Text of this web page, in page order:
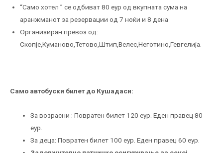
“Само хотел ” се одбиват 80 еур од вкупната сума на
аранжманот за резервации од 7 ноќи и 8 дена
Организиран превоз од:
Скопје,Куманово,Тетово,Штип,Велес,Неготино,Гевгелија.
Само автобуски билет до Кушадаси:
За возрасни : Повратен билет 120 еур. Еден правец 80
еур.
За деца: Повратен билет 100 еур. Еден правец 60 еур.